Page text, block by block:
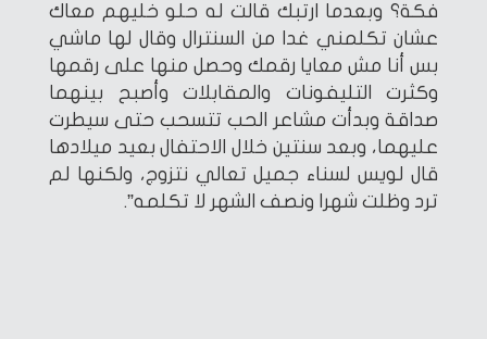
فكة؟ وبعدما ارتبك قالت له حلو خليهم معاك
عشان تكلمني غدا من السنترال وقال لها ماشي
بس أنا مش معايا رقمك وحصل منها على رقمها
وكثرت التليفونات والمقابلات وأصبح بينهما
صداقة وبدأت مشاعر الحب تتسحب حتى سيطرت
عليهما، وبعد سنتين خلال الاحتفال بعيد ميلادها
قال لويس لسناء جميل تعالي نتزوج، ولكنها لم
ترد وظلت شهرا ونصف الشهر لا تكلمه”.